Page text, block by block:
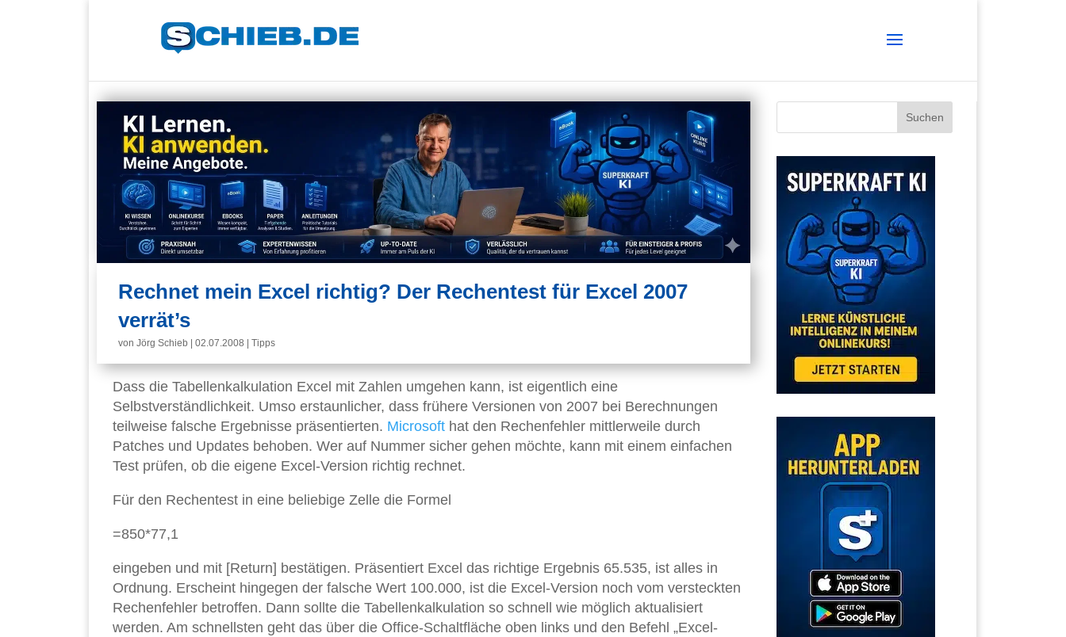
Rechnet mein Excel richtig? Der Rechentest für Excel 2007
verrät’s
von Jörg Schieb 02.07.2008 Tipps
Dass die Tabellenkalkulation Excel mit Zahlen umgehen kann, ist eigentlich eine
Selbstverständlichkeit. Umso erstaunlicher, dass frühere Versionen von 2007 bei Berechnungen
teilweise falsche Ergebnisse präsentierten. Microsoft hat den Rechenfehler mittlerweile durch
Patches und Updates behoben. Wer auf Nummer sicher gehen möchte, kann mit einem einfachen
Test prüfen, ob die eigene Excel-Version richtig rechnet.
Für den Rechentest in eine beliebige Zelle die Formel
=850*77,1
eingeben und mit [Return] bestätigen. Präsentiert Excel das richtige Ergebnis 65.535, ist alles in
Ordnung. Erscheint hingegen der falsche Wert 100.000, ist die Excel-Version noch vom versteckten
Rechenfehler betroffen. Dann sollte die Tabellenkalkulation so schnell wie möglich aktualisiert
werden. Am schnellsten geht das über die Office-Schaltfläche oben links und den Befehl „Excel-